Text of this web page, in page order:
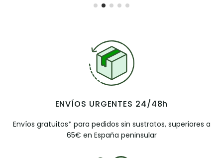
ENVÍOS URGENTES 24/48h
Envíos gratuitos* para pedidos sin sustratos, superiores a
65€ en España peninsular